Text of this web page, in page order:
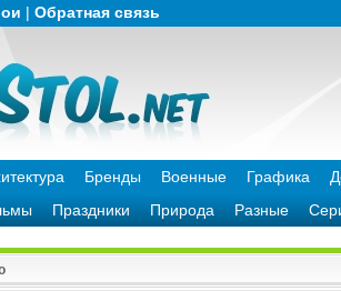
| Обратная связь
Бренды Военные Графика
Праздники Природа Разные